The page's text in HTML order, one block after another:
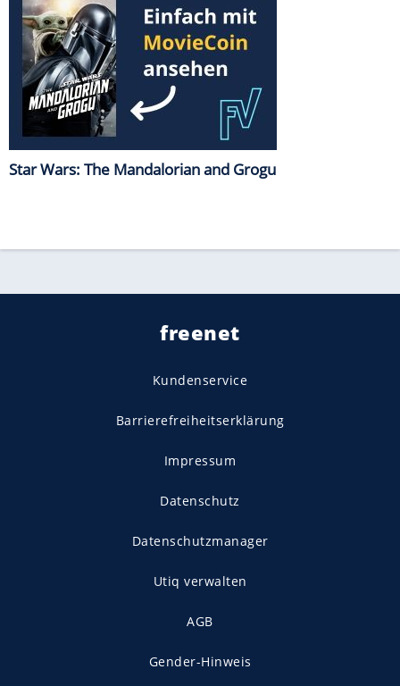
Star Wars: The Mandalorian and Grogu
freenet
Kundenservice
Barrierefreiheitserklärung
Impressum
Datenschutz
Datenschutzmanager
Utiq verwalten
AGB
Gender-Hinweis